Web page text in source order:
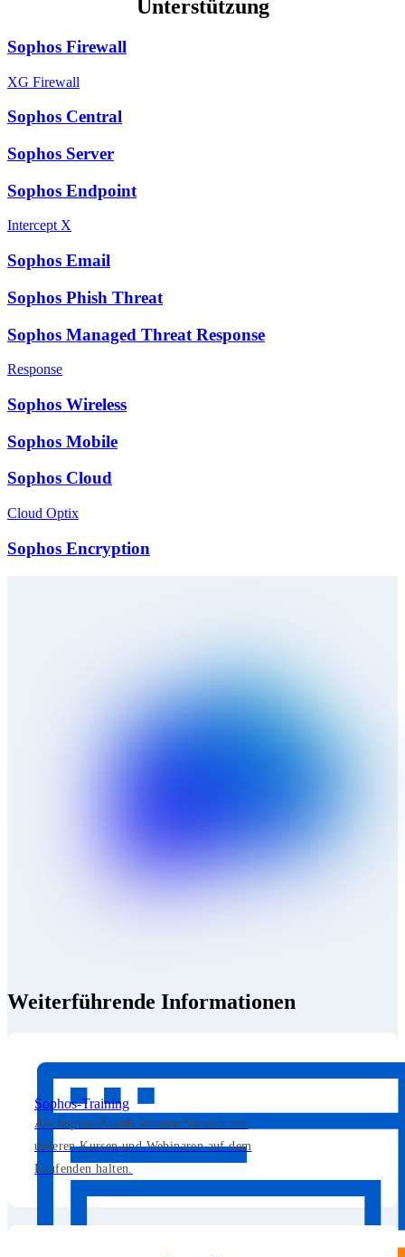
Unterstützung
Sophos Firewall
XG Firewall
Sophos Central
Sophos Server
Sophos Endpoint
Intercept X
Sophos Email
Sophos Phish Threat
Sophos Managed Threat Response
Response
Sophos Wireless
Sophos Mobile
Sophos Cloud
Cloud Optix
Sophos Encryption
Weiterführende Informationen
Sophos-Training
Als Sophos-Kunde können Sie sich mit
unseren Kursen und Webinaren auf dem
Laufenden halten.